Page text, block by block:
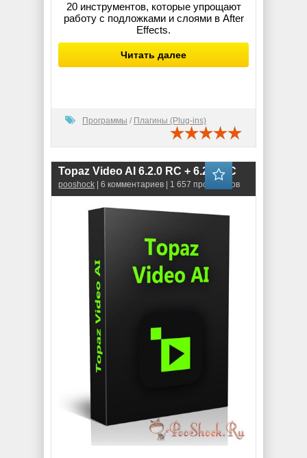
20 инструментов, которые упрощают
работу с подложками и слоями в After
Effects.
Читать далее
Программы / Плагины (Plug-ins)
Topaz Video AI 6.2.0 RC + 6.2.1 RC
pooshock | 6 комментариев | 1 657 просмотров